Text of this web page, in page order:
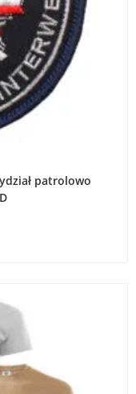
patrolowo